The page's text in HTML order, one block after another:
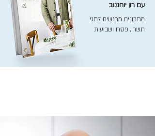
עם רון יוחננוב
מתכונים מרגשים לחגי
תשרי, פסח ושבועות